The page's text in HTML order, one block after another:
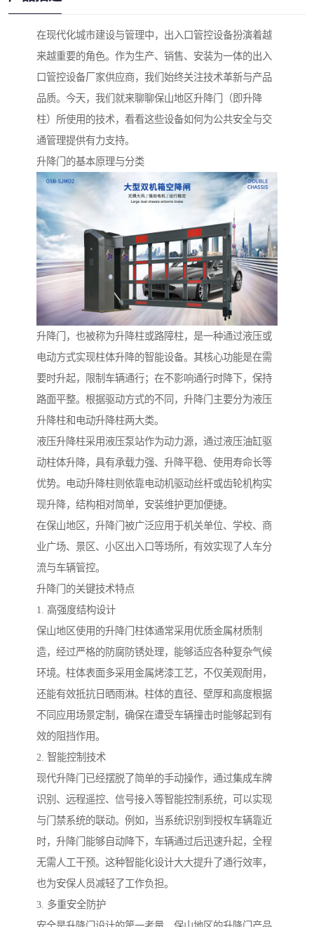
在现代化城市建设与管理中，出入口管控设备扮演着越
来越重要的角色。作为生产、销售、安装为一体的出入
口管控设备厂家供应商，我们始终关注技术革新与产品
品质。今天，我们就来聊聊保山地区升降门（即升降
柱）所使用的技术，看看这些设备如何为公共安全与交
通管理提供有力支持。
升降门的基本原理与分类
升降门，也被称为升降柱或路障柱，是一种通过液压或
电动方式实现柱体升降的智能设备。其核心功能是在需
要时升起，限制车辆通行；在不影响通行时降下，保持
路面平整。根据驱动方式的不同，升降门主要分为液压
升降柱和电动升降柱两大类。
液压升降柱采用液压泵站作为动力源，通过液压油缸驱
动柱体升降，具有承载力强、升降平稳、使用寿命长等
优势。电动升降柱则依靠电动机驱动丝杆或齿轮机构实
现升降，结构相对简单，安装维护更加便捷。
在保山地区，升降门被广泛应用于机关单位、学校、商
业广场、景区、小区出入口等场所，有效实现了人车分
流与车辆管控。
升降门的关键技术特点
1. 高强度结构设计
保山地区使用的升降门柱体通常采用优质金属材质制
造，经过严格的防腐防锈处理，能够适应各种复杂气候
环境。柱体表面多采用金属烤漆工艺，不仅美观耐用，
还能有效抵抗日晒雨淋。柱体的直径、壁厚和高度根据
不同应用场景定制，确保在遭受车辆撞击时能够起到有
效的阻挡作用。
2. 智能控制技术
现代升降门已经摆脱了简单的手动操作，通过集成车牌
识别、远程遥控、信号接入等智能控制系统，可以实现
与门禁系统的联动。例如，当系统识别到授权车辆靠近
时，升降门能够自动降下，车辆通过后迅速升起，全程
无需人工干预。这种智能化设计大大提升了通行效率，
也为安保人员减轻了工作负担。
3. 多重安全防护